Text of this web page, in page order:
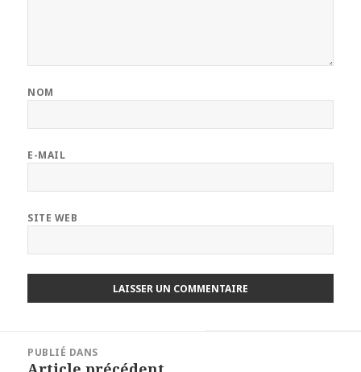
NOM
E-MAIL
SITE WEB
PUBLIÉ DANS